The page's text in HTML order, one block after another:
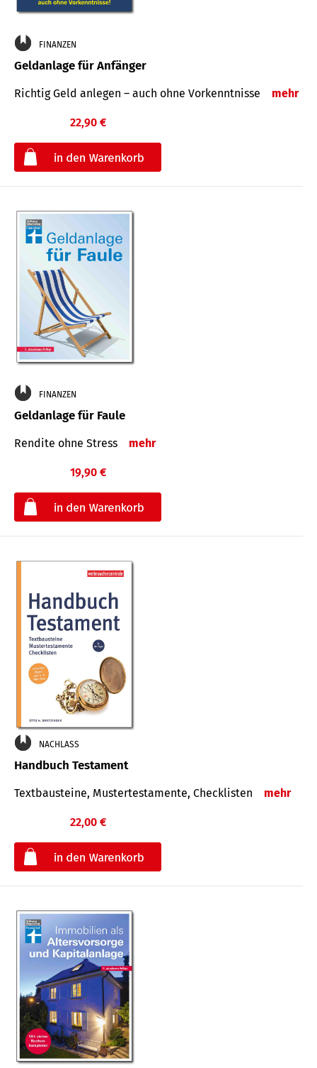
FINANZEN
Geldanlage für Anfänger
Richtig Geld anlegen – auch ohne Vorkenntnisse mehr
22,90 €
FINANZEN
Geldanlage für Faule
Rendite ohne Stress mehr
19,90 €
NACHLASS
Handbuch Testament
Textbausteine, Mustertestamente, Checklisten mehr
22,00 €